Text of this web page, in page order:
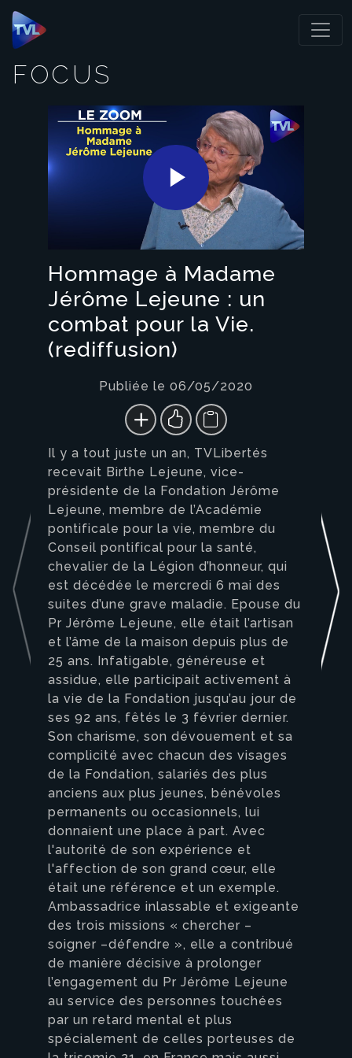
Panneau de gestion des cookies
FOCUS
Play
Video
Hommage à Madame
Jérôme Lejeune : un
combat pour la Vie.
(rediffusion)
Publiée le 06/05/2020
Il y a tout juste un an, TVLibertés
recevait Birthe Lejeune, vice-
présidente de la Fondation Jérôme
Lejeune, membre de l’Académie
pontificale pour la vie, membre du
Conseil pontifical pour la santé,
chevalier de la Légion d’honneur, qui
est décédée le mercredi 6 mai des
suites d’une grave maladie. Epouse du
Pr Jérôme Lejeune, elle était l’artisan
et l’âme de la maison depuis plus de
25 ans. Infatigable, généreuse et
assidue, elle participait activement à
la vie de la Fondation jusqu’au jour de
ses 92 ans, fêtés le 3 février dernier.
Son charisme, son dévouement et sa
complicité avec chacun des visages
de la Fondation, salariés des plus
anciens aux plus jeunes, bénévoles
permanents ou occasionnels, lui
donnaient une place à part. Avec
l'autorité de son expérience et
l'affection de son grand cœur, elle
était une référence et un exemple.
Ambassadrice inlassable et exigeante
des trois missions « chercher –
soigner –défendre », elle a contribué
de manière décisive à prolonger
l’engagement du Pr Jérôme Lejeune
au service des personnes touchées
par un retard mental et plus
spécialement de celles porteuses de